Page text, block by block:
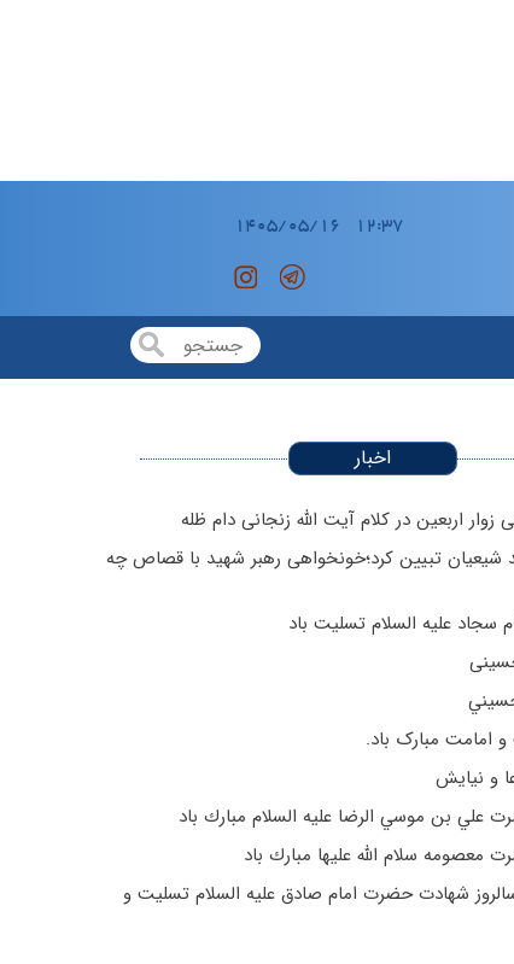
اخبار
زوار اربعین در کلام آیت الله زنجانی دام ظله
شیعیان تبیین کرد؛‌خونخواهی رهبر شهید با قصاص چه
سجاد علیه السلام تسلیت باد
امامت مبارک باد.
و نیایش
علي بن موسي الرضا عليه السلام مبارك باد
معصومه سلام الله علیها مبارك باد
سالروز شهادت حضرت امام صادق عليه السلام تسلیت و